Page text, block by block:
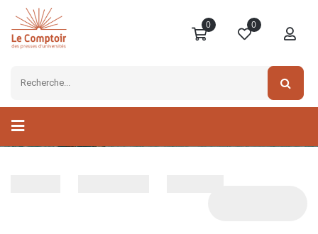
0 0
Informations sur les commandes au mois d'août